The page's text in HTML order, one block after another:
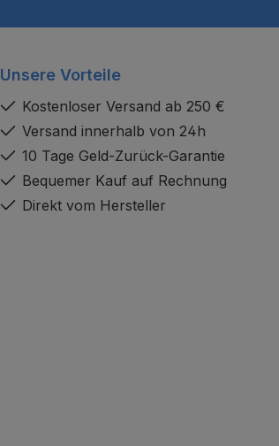
Unsere Vorteile
Kostenloser Versand ab 250 €
Versand innerhalb von 24h
10 Tage Geld-Zurück-Garantie
Bequemer Kauf auf Rechnung
Direkt vom Hersteller